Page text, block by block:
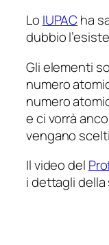
Lo IUPACha
dubbio
Gli elementi
numero
numero
e ci vorrà
vengano
Il video del
i dettagli